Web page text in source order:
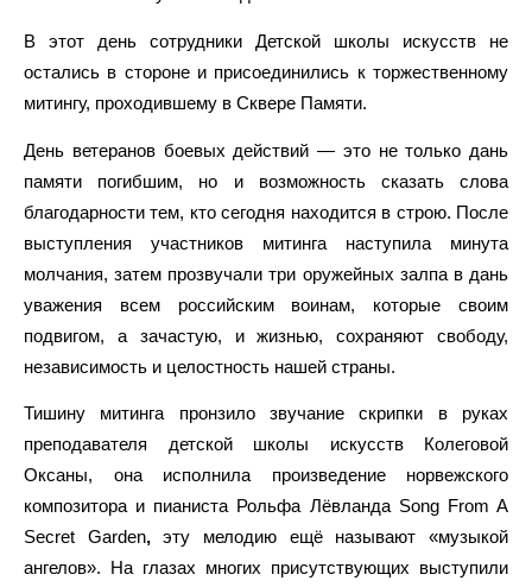
В этот день сотрудники Детской школы искусств не
остались в стороне и присоединились к торжественному
митингу, проходившему в Сквере Памяти.
День ветеранов боевых действий — это не только дань
памяти погибшим, но и возможность сказать слова
благодарности тем, кто сегодня находится в строю. После
выступления участников митинга наступила минута
молчания, затем прозвучали три оружейных залпа в дань
уважения всем российским воинам, которые своим
подвигом, а зачастую, и жизнью, сохраняют свободу,
независимость и целостность нашей страны.
Тишину митинга пронзило звучание скрипки в руках
преподавателя детской школы искусств Колеговой
Оксаны, она исполнила произведение норвежского
композитора и пианиста Рольфа Лёвланда Song From A
Secret Garden,эту мелодию ещё называют «музыкой
ангелов». На глазах многих присутствующих выступили